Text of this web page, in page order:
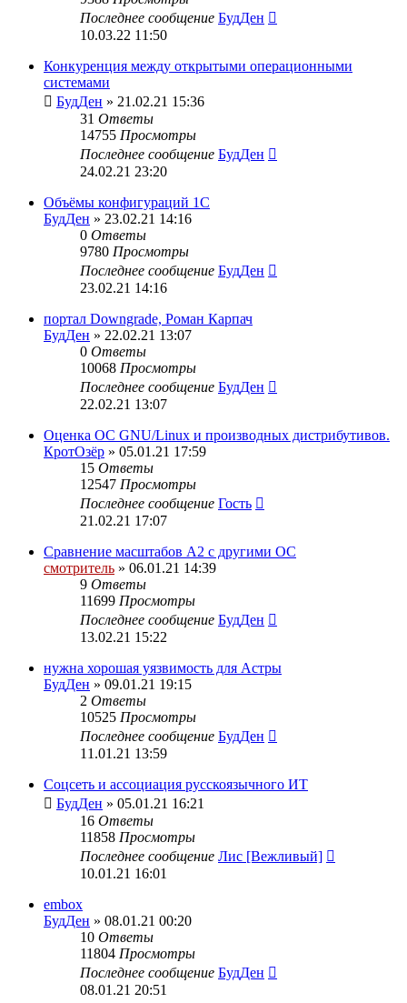
Последнее сообщение БудДен
10.03.22 11:50
Конкуренция между открытыми операционными
системами
БудДен » 21.02.21 15:36
31 Ответы
14755 Просмотры
Последнее сообщение БудДен
24.02.21 23:20
Объёмы конфигураций 1С
БудДен » 23.02.21 14:16
0 Ответы
9780 Просмотры
Последнее сообщение БудДен
23.02.21 14:16
портал Downgrade, Роман Карпач
БудДен » 22.02.21 13:07
0 Ответы
10068 Просмотры
Последнее сообщение БудДен
22.02.21 13:07
Оценка ОС GNU/Linux и производных дистрибутивов.
КротОзёр » 05.01.21 17:59
15 Ответы
12547 Просмотры
Последнее сообщение Гость
21.02.21 17:07
Сравнение масштабов A2 с другими ОС
смотритель » 06.01.21 14:39
9 Ответы
11699 Просмотры
Последнее сообщение БудДен
13.02.21 15:22
нужна хорошая уязвимость для Астры
БудДен » 09.01.21 19:15
2 Ответы
10525 Просмотры
Последнее сообщение БудДен
11.01.21 13:59
Соцсеть и ассоциация русскоязычного ИТ
БудДен » 05.01.21 16:21
16 Ответы
11858 Просмотры
Последнее сообщение Лис [Вежливый]
10.01.21 16:01
embox
БудДен » 08.01.21 00:20
10 Ответы
11804 Просмотры
Последнее сообщение БудДен
08.01.21 20:51